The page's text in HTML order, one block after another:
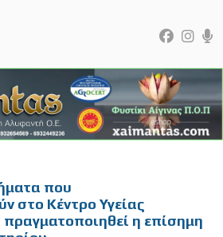
που
στο Κέντρο Υγείας
πραγματοποιηθεί η επίσημη